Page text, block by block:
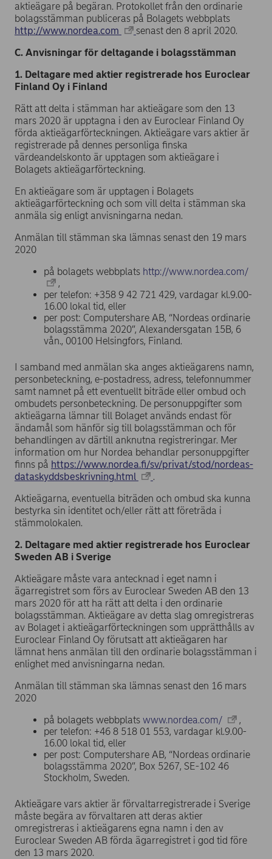
aktieägare på begäran. Protokollet från den ordinarie
bolagsstämman publiceras på Bolagets webbplats
http://www.nordea.com
senast den 8 april 2020.
C. Anvisningar för deltagande i bolagsstämman
1. Deltagare med aktier registrerade hos Euroclear
Finland Oy i Finland
Rätt att delta i stämman har aktieägare som den 13
mars 2020 är upptagna i den av Euroclear Finland Oy
förda aktieägarförteckningen. Aktieägare vars aktier är
registrerade på dennes personliga finska
värdeandelskonto är upptagen som aktieägare i
Bolagets aktieägarförteckning.
En aktieägare som är upptagen i Bolagets
aktieägarförteckning och som vill delta i stämman ska
anmäla sig enligt anvisningarna nedan.
Anmälan till stämman ska lämnas senast den 19 mars
2020
på bolagets webbplats http://www.nordea.com/
,
per telefon: +358 9 42 721 429, vardagar kl.9.00-
16.00 lokal tid, eller
per post: Computershare AB, “Nordeas ordinarie
bolagsstämma 2020”, Alexandersgatan 15B, 6
vån., 00100 Helsingfors, Finland.
I samband med anmälan ska anges aktieägarens namn,
personbeteckning, e-postadress, adress, telefonnummer
samt namnet på ett eventuellt biträde eller ombud och
ombudets personbeteckning. De personuppgifter som
aktieägarna lämnar till Bolaget används endast för
ändamål som hänför sig till bolagsstämman och för
behandlingen av därtill anknutna registreringar. Mer
information om hur Nordea behandlar personuppgifter
finns på https://www.nordea.fi/sv/privat/stod/nordeas-
dataskyddsbeskrivning.html
.
Aktieägarna, eventuella biträden och ombud ska kunna
bestyrka sin identitet och/eller rätt att företräda i
stämmolokalen.
2. Deltagare med aktier registrerade hos Euroclear
Sweden AB i Sverige
Aktieägare måste vara antecknad i eget namn i
ägarregistret som förs av Euroclear Sweden AB den 13
mars 2020 för att ha rätt att delta i den ordinarie
bolagsstämman. Aktieägare av detta slag omregistreras
av Bolaget i aktieägarförteckningen som upprätthålls av
Euroclear Finland Oy förutsatt att aktieägaren har
lämnat hens anmälan till den ordinarie bolagsstämman i
enlighet med anvisningarna nedan.
Anmälan till stämman ska lämnas senast den 16 mars
2020
på bolagets webbplats www.nordea.com/
,
per telefon: +46 8 518 01 553, vardagar kl.9.00-
16.00 lokal tid, eller
per post: Computershare AB, “Nordeas ordinarie
bolagsstämma 2020”, Box 5267, SE-102 46
Stockholm, Sweden.
Aktieägare vars aktier är förvaltarregistrerade i Sverige
måste begära av förvaltaren att deras aktier
omregistreras i aktieägarens egna namn i den av
Euroclear Sweden AB förda ägarregistret i god tid före
den 13 mars 2020.